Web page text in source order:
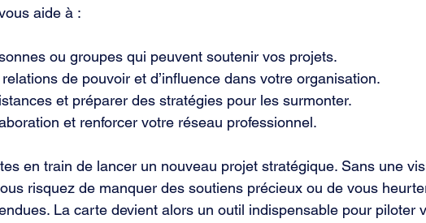
aide à :
ou groupes qui peuvent soutenir vos projets.
de pouvoir et d’influence dans votre organisation.
et préparer des stratégies pour les surmonter.
et renforcer votre réseau professionnel.
en train de lancer un nouveau projet stratégique. Sans une
risquez de manquer des soutiens précieux ou de vous
La carte devient alors un outil indispensable pour piloter